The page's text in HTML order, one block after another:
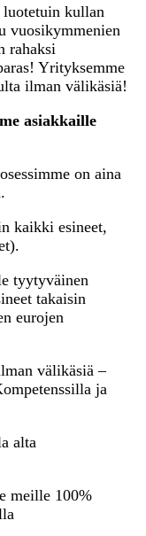
kullan
vuosikymmenien
rahaksi
Yrityksemme
ilman välikäsiä!
asiakkaille
on aina
kaikki esineet,
tyytyväinen
takaisin
eurojen
välikäsiä –
ja
alta
meille 100%